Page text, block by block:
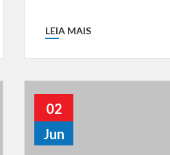
LEIA MAIS
02
Jun